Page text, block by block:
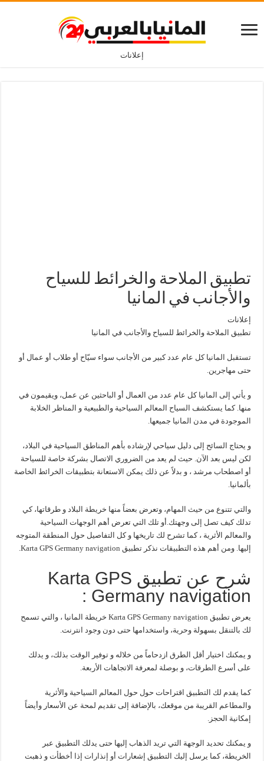
إعلانات
تطبيق الملاحة والخرائط للسياح
والأجانب في المانيا
إعلانات
تطبيق الملاحة والخرائط للسياح والأجانب في المانيا
تستقبل المانيا كل عام عدد كبير من الأجانب سواء سيّاح أو طلاب أو عمال أو
حتى مهاجرين.
و يأتي إلى المانيا كل عام عدد من العمال أو الباحثين عن عمل، ويقيمون في
منها. كما يستكشف السياح المعالم السياحية والطبيعية و المناظر الخلابة
الموجودة في مدن المانيا جميعها.
و يحتاج السائح إلى دليل سياحي لإرشاده بأهم المناطق السياحية في البلاد،
لكن ليس بعد الآن. حيث لم يعد من الضروري الاتصال بشركة خاصة للسياحة
أو اصطحاب مرشد ، و بدلاً عن ذلك يمكن الاستعانة بتطبيقات الخرائط الخاصة
بألمانيا.
والتي تتنوع من حيث المهام، وتعرض بعضاً منها خريطة البلاد و طرقاتها، كي
تدلك كيف تصل إلى وجهتك.أو تلك التي تعرض أهم الوجهات السياحية
والمعالم الأثرية ، كما تشرح لك تاريخها و كل التفاصيل حول المنطقة المتوجه
إليها. ومن أهم هذه التطبيقات نذكر تطبيق Karta GPS Germany navigation.
شرح عن تطبيق Karta GPS
Germany navigation :
يعرض تطبيق Karta GPS Germany navigation خريطة المانيا ، والتي تسمح
لك بالتنقل بسهولة وحرية، واستخدامها حتى دون وجود انترنت.
و يمكنك اختيار أقل الطرق ازدحاماً من خلاله و توفير الوقت بذلك، و يدلك
على أسرع الطرقات، و بوصلة لمعرفة الاتجاهات الأربعة.
كما يقدم لك التطبيق اقتراحات حول حول المعالم السياحية والأثرية
والمطاعم القريبة من موقعك، بالإضافة إلى تقديم لمحة عن الأسعار وأيضاً
إمكانية الحجز.
و يمكنك تحديد الوجهة التي تريد الذهاب إليها حتى يدلك التطبيق عبر
الخريطة، كما يرسل إليك التطبيق إشعارات أو إنذارات إذا أخطأت و ذهبت